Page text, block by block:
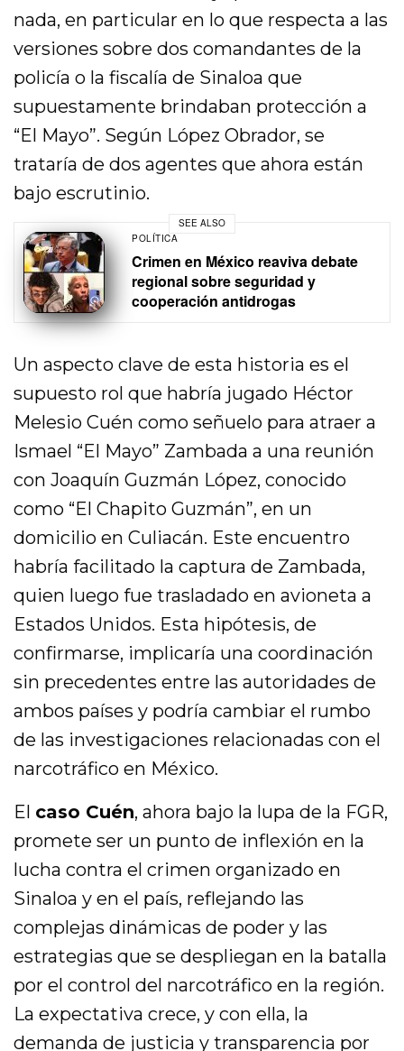
nada, en particular en lo que respecta a las
versiones sobre dos comandantes de la
policía o la fiscalía de Sinaloa que
supuestamente brindaban protección a
“El Mayo”. Según López Obrador, se
trataría de dos agentes que ahora están
bajo escrutinio.
SEE ALSO
POLÍTICA
Crimen en México reaviva debate
regional sobre seguridad y
cooperación antidrogas
Un aspecto clave de esta historia es el
supuesto rol que habría jugado Héctor
Melesio Cuén como señuelo para atraer a
Ismael “El Mayo” Zambada a una reunión
con Joaquín Guzmán López, conocido
como “El Chapito Guzmán”, en un
domicilio en Culiacán. Este encuentro
habría facilitado la captura de Zambada,
quien luego fue trasladado en avioneta a
Estados Unidos. Esta hipótesis, de
confirmarse, implicaría una coordinación
sin precedentes entre las autoridades de
ambos países y podría cambiar el rumbo
de las investigaciones relacionadas con el
narcotráfico en México.
El caso Cuén, ahora bajo la lupa de la FGR,
promete ser un punto de inflexión en la
lucha contra el crimen organizado en
Sinaloa y en el país, reflejando las
complejas dinámicas de poder y las
estrategias que se despliegan en la batalla
por el control del narcotráfico en la región.
La expectativa crece, y con ella, la
demanda de justicia y transparencia por